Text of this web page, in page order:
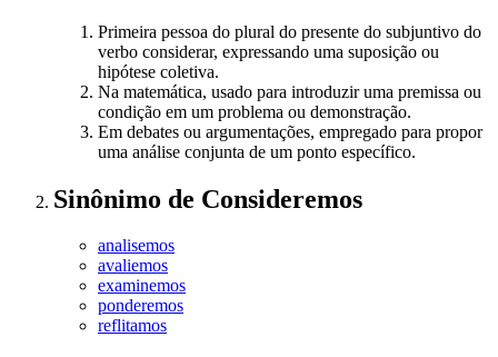
Primeira pessoa do plural do presente do subjuntivo do
verbo considerar, expressando uma suposição ou
hipótese coletiva.
Na matemática, usado para introduzir uma premissa ou
condição em um problema ou demonstração.
Em debates ou argumentações, empregado para propor
uma análise conjunta de um ponto específico.
Sinônimo de Consideremos
analisemos
avaliemos
examinemos
ponderemos
reflitamos